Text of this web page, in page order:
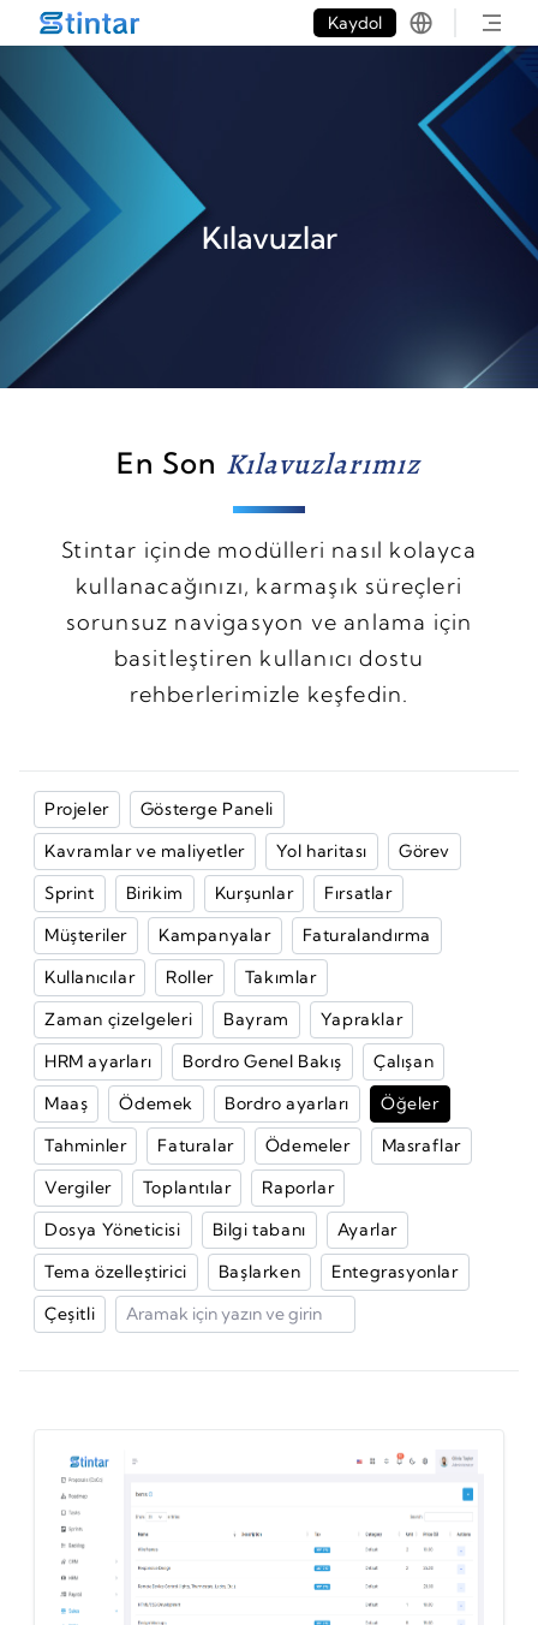
put google tag in file
Kaydol
Kılavuzlar
En Son Kılavuzlarımız
Stintar içinde modülleri nasıl kolayca
kullanacağınızı, karmaşık süreçleri
sorunsuz navigasyon ve anlama için
basitleştiren kullanıcı dostu
rehberlerimizle keşfedin.
Projeler
Gösterge Paneli
Kavramlar ve maliyetler
Yol haritası
Görev
Sprint
Birikim Kurşunlar
Fırsatlar
Müşteriler
Kampanyalar
Faturalandırma
Kullanıcılar
Roller
Takımlar
Zaman çizelgeleri
Bayram
Yapraklar
HRM ayarları
Bordro Genel Bakış
Çalışan
Maaş
Ödemek Bordro ayarları
Öğeler
Tahminler
Faturalar Ödemeler
Masraflar
Vergiler
Toplantılar
Raporlar
Dosya Yöneticisi
Bilgi tabanı
Ayarlar
Tema özelleştirici
Başlarken
Entegrasyonlar
Çeşitli